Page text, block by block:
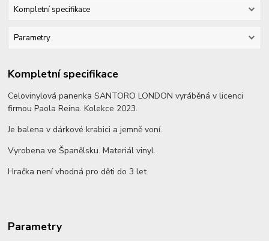
Kompletní specifikace
Parametry
Kompletní specifikace
Celovinylová panenka SANTORO LONDON vyráběná v licenci
firmou Paola Reina. Kolekce 2023.
Je balena v dárkové krabici a jemně voní.
Vyrobena ve Španělsku. Materiál vinyl.
Hračka není vhodná pro děti do 3 let.
Parametry